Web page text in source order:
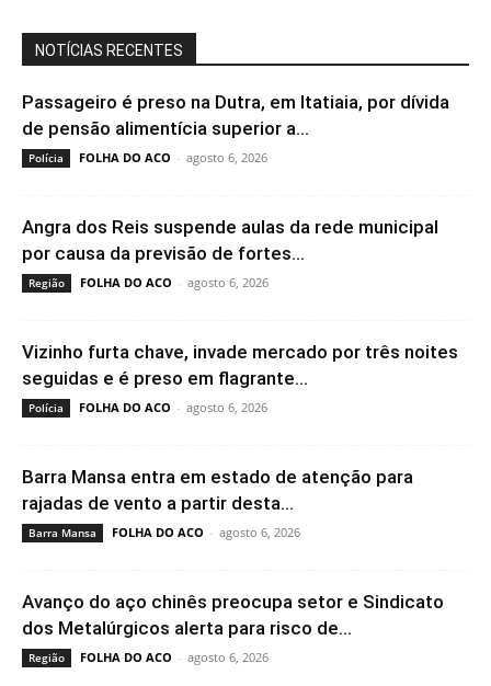
NOTÍCIAS RECENTES
Passageiro é preso na Dutra, em Itatiaia, por dívida
de pensão alimentícia superior a...
Polícia FOLHA DO ACO - agosto 6, 2026
Angra dos Reis suspende aulas da rede municipal
por causa da previsão de fortes...
Região FOLHA DO ACO - agosto 6, 2026
Vizinho furta chave, invade mercado por três noites
seguidas e é preso em flagrante...
Polícia FOLHA DO ACO - agosto 6, 2026
Barra Mansa entra em estado de atenção para
rajadas de vento a partir desta...
Barra Mansa FOLHA DO ACO - agosto 6, 2026
Avanço do aço chinês preocupa setor e Sindicato
dos Metalúrgicos alerta para risco de...
Região FOLHA DO ACO - agosto 6, 2026